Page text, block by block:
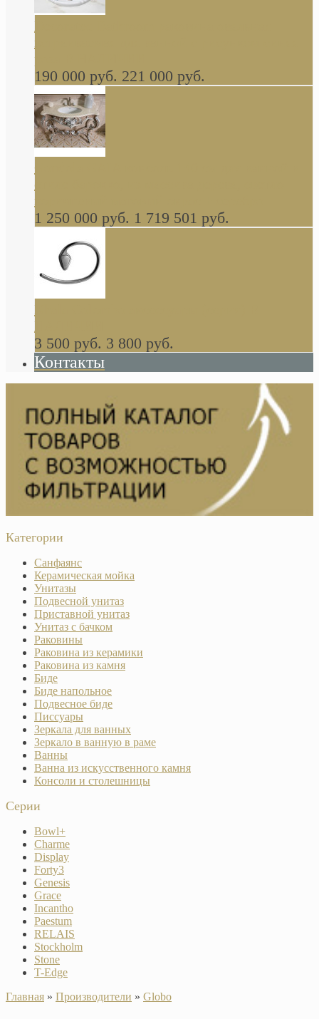
Decorated Bathroom раковина овальная
встраиваемая для ванной с рисунком синяя
роза В НАЛИЧИИ
190 000 руб. 221 000 руб.
стиле барокко, из массива дерева, светло
коричневый матовый окрас + серебро
1 250 000 руб. 1 719 501 руб.
Khala Colombo аксессуары (серия) В
НАЛИЧИИ
3 500 руб. 3 800 руб.
Контакты
Категории
Санфаянс
Керамическая мойка
Унитазы
Подвесной унитаз
Приставной унитаз
Унитаз с бачком
Раковины
Раковина из керамики
Раковина из камня
Биде
Биде напольное
Подвесное биде
Писсуары
Зеркала для ванных
Зеркало в ванную в раме
Ванны
Ванна из искусственного камня
Консоли и столешницы
Серии
Bowl+
Charme
Display
Forty3
Genesis
Grace
Incantho
Paestum
RELAIS
Stockholm
Stone
T-Edge
Главная » Производители » Globo